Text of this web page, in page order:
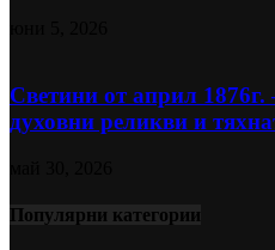
Светини от април
духовни реликви и
Популярни категории